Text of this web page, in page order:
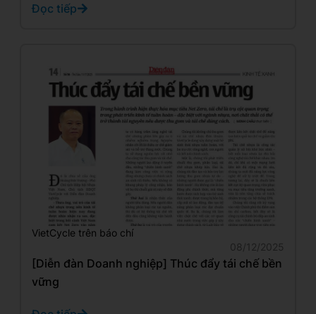
Đọc tiếp
VietCycle trên báo chí
08/12/2025
[Diễn đàn Doanh nghiệp] Thúc đẩy tái chế bền
vững